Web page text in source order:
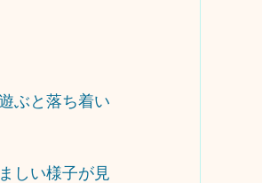
ぶと落ち着い
しい様子が見